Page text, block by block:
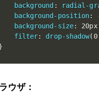
background : radial-
background-position:
background-size:
filter: drop-shadow(
ウザ：